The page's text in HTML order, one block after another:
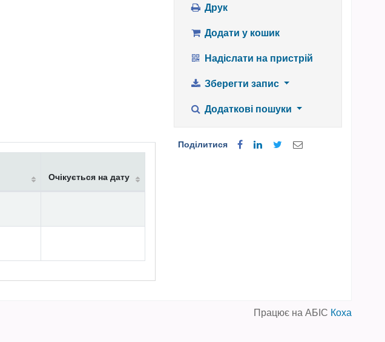
Очікується на дату
Друк
Додати у кошик
Надіслати на пристрій
Зберегти запис
Додаткові пошуки
Поділитися
Працює на АБІС Коха